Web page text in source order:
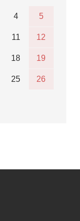
4 5
11 12
18 19
25 26